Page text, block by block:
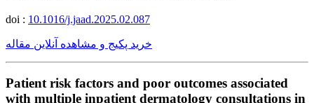
doi : 10.1016/j.jaad.2025.02.087
خرید پکیج و مشاهده آنلاین مقاله
Patient risk factors and poor outcomes associated
with multiple inpatient dermatology consultations in